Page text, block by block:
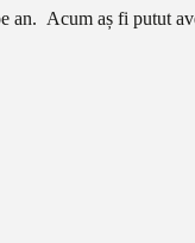
an. Acum aș fi putut